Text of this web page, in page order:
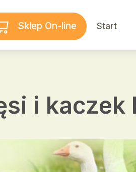
Sklep On-line Start
i kaczek